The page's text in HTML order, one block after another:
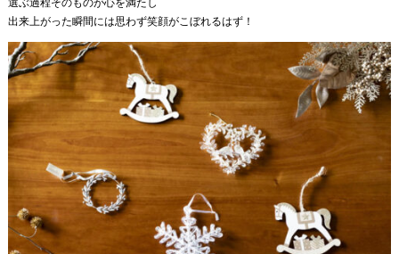
選ぶ過程そのものが心を満たし
出来上がった瞬間には思わず笑顔がこぼれるはず！